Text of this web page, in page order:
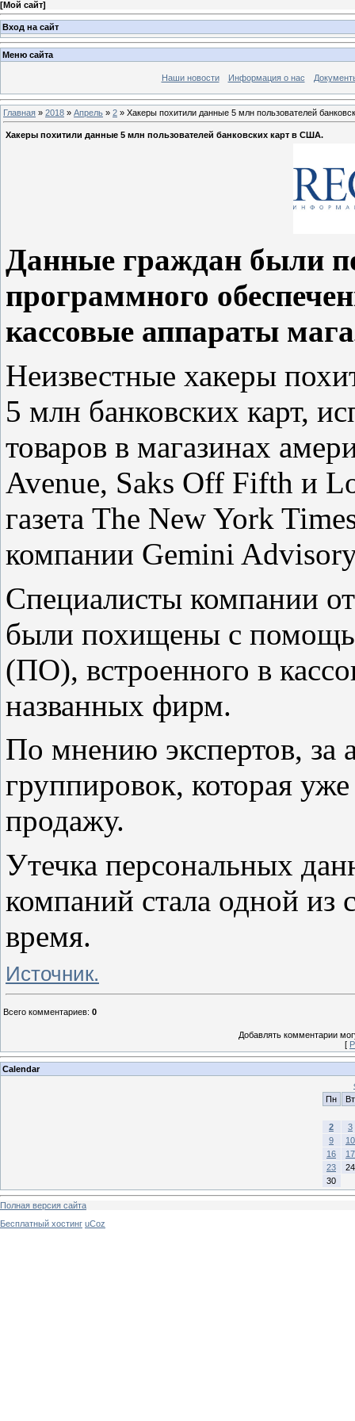
[Мой сайт]
Вход на сайт
Меню сайта
Наши новости Информация о нас
Главная » 2018 » Апрель » 2 » Хакеры похитили данные 5 млн пользователей
Хакеры похитили данные 5 млн пользователей банковских карт в США.
Данные граждан были
программного
кассовые аппараты
Неизвестные хакеры
5 млн банковских карт,
товаров в магазинах
Avenue, Saks Off Fifth и
газета The New York
компании Gemini
Специалисты компании
были похищены с
(ПО), встроенного в
названных фирм.
По мнению экспертов, за
группировок, которая
продажу.
Утечка персональных
компаний стала одной из
время.
Источник.
Всего комментариев: 0
Добавлять комментарии
[
Calendar
Пн
Вт
2
3
9
10
16
17
23
24
30
Полная версия сайта
Бесплатный хостинг uCoz